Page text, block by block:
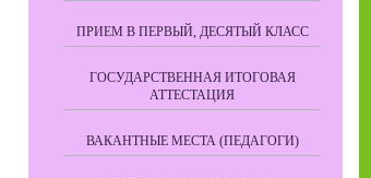
ПРИЕМ В ПЕРВЫЙ, ДЕСЯТЫЙ КЛАСС
ГОСУДАРСТВЕННАЯ ИТОГОВАЯ
АТТЕСТАЦИЯ
ВАКАНТНЫЕ МЕСТА (ПЕДАГОГИ)